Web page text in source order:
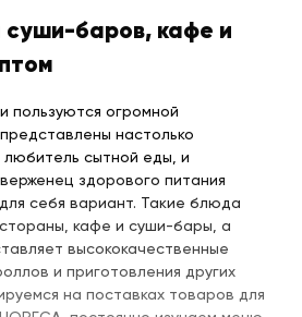
суши-баров, кафе и
пользуются огромной
настолько
сытной еды, и
здорового питания
себя вариант. Такие блюда
кафе и суши-бары, а
высококачественные
и приготовления других
на поставках товаров для